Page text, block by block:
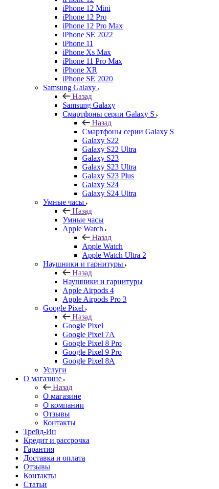
iPhone 12 Mini
iPhone 12 Pro
iPhone 12 Pro Max
iPhone SE 2022
iPhone 11
iPhone Xs Max
iPhone 11 Pro Max
iPhone XR
iPhone SE 2020
Samsung Galaxy
Назад
Samsung Galaxy
Смартфоны серии Galaxy S
Назад
Смартфоны серии Galaxy S
Galaxy S22
Galaxy S22 Ultra
Galaxy S23
Galaxy S23 Ultra
Galaxy S23 Plus
Galaxy S24
Galaxy S24 Ultra
Умные часы
Назад
Умные часы
Apple Watch
Назад
Apple Watch
Apple Watch Ultra 2
Наушники и гарнитуры
Назад
Наушники и гарнитуры
Apple Airpods 4
Apple Airpods Pro 3
Google Pixel
Назад
Google Pixel
Google Pixel 7А
Google Pixel 8 Pro
Google Pixel 9 Pro
Google Pixel 8A
Услуги
О магазине
Назад
О магазине
О компании
Отзывы
Контакты
Трейд-Ин
Кредит и рассрочка
Гарантия
Доставка и оплата
Отзывы
Контакты
Статьи